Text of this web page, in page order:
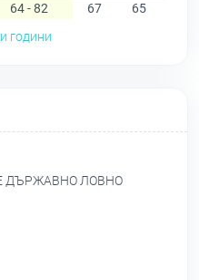
64 - 82 67 65
години
ДЪРЖАВНО ЛОВНО